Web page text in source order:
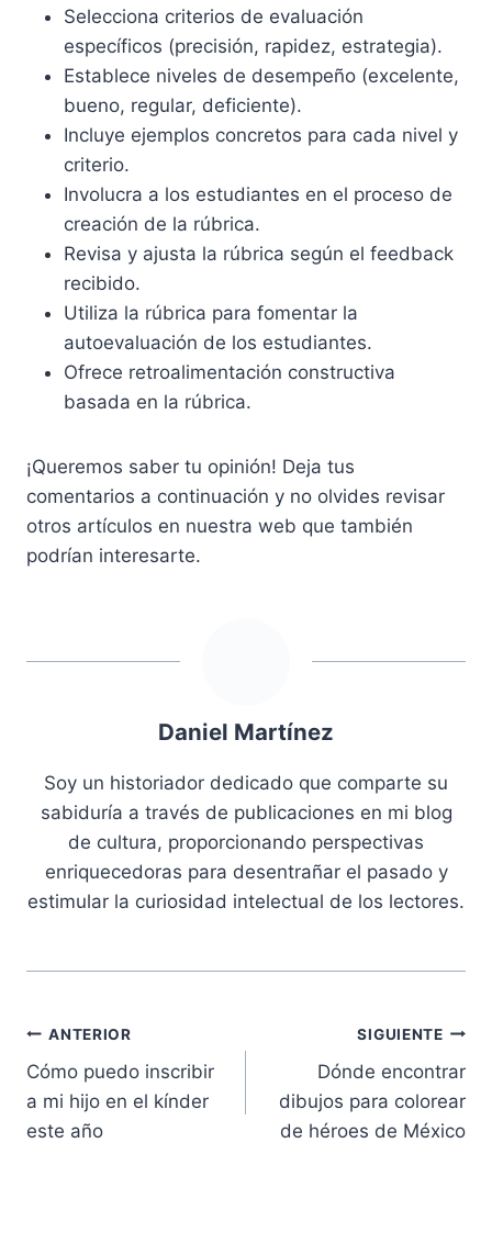
Selecciona criterios de evaluación
específicos (precisión, rapidez, estrategia).
Establece niveles de desempeño (excelente,
bueno, regular, deficiente).
Incluye ejemplos concretos para cada nivel y
criterio.
Involucra a los estudiantes en el proceso de
creación de la rúbrica.
Revisa y ajusta la rúbrica según el feedback
recibido.
Utiliza la rúbrica para fomentar la
autoevaluación de los estudiantes.
Ofrece retroalimentación constructiva
basada en la rúbrica.
¡Queremos saber tu opinión! Deja tus
comentarios a continuación y no olvides revisar
otros artículos en nuestra web que también
podrían interesarte.
Daniel Martínez
Soy un historiador dedicado que comparte su
sabiduría a través de publicaciones en mi blog
de cultura, proporcionando perspectivas
enriquecedoras para desentrañar el pasado y
estimular la curiosidad intelectual de los lectores.
Navegación
de
entradas
ANTERIOR
Cómo puedo inscribir
a mi hijo en el kínder
este año
SIGUIENTE
Dónde encontrar
dibujos para colorear
de héroes de México